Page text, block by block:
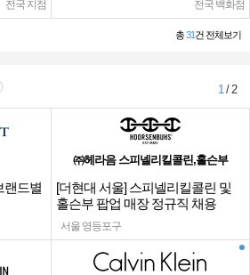
전국 지점 전국 백화점
총31건 전체보기
1/ 2
랜드별
㈜헤라음 스피넬리킬콜린,홀슨부
[더현대 서울] 스피넬리킬콜린 및
홀슨부 팝업 매장 정규직 채용
서울 영등포구